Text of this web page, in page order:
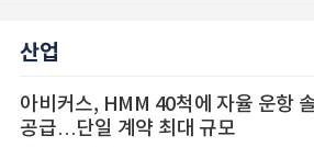
산업
아비커스, HMM 40척에 자율 운항
공급…단일 계약 최대 규모